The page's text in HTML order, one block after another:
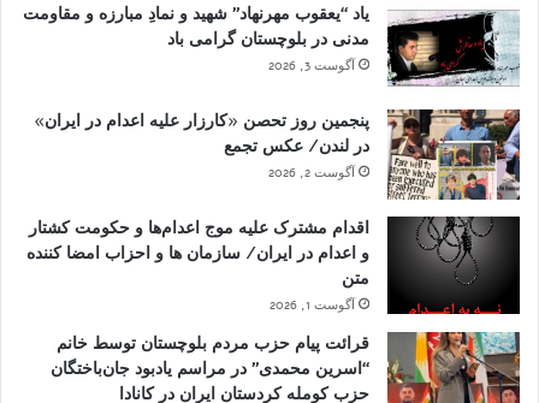
یاد “یعقوب مهرنهاد” شهید و نمادِ مبارزه و مقاومت
مدنی در بلوچستان گرامی باد
آگوست 3, 2026
پنجمین روز تحصن «کارزار علیه اعدام در ایران»
در لندن/ عکس تجمع
آگوست 2, 2026
اقدام مشترک علیه موج اعدام‌ها و حکومت کشتار
و اعدام در ایران/ سازمان ها و احزاب امضا کننده
متن
آگوست 1, 2026
قرائت پیام حزب مردم بلوچستان توسط خانم
“اسرین محمدی” در مراسم یادبود جان‌باختگان
حزب کومله کردستان ایران در کانادا